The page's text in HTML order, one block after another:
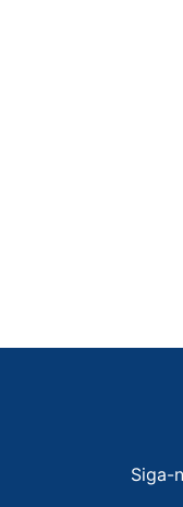
Siga-